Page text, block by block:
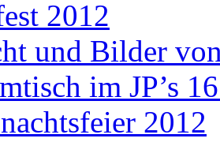
2012
und Bilder
im JP’s
2012